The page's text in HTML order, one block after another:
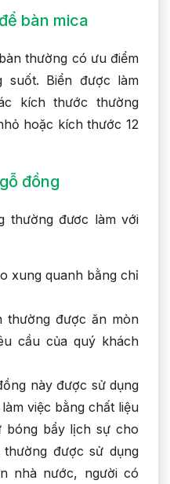
bàn mica
thường có ưu điểm
suốt. Biển được làm
kích thước thường
hoặc kích thước 12
đồng
thường đươc làm với
xung quanh bằng chỉ
thường được ăn mòn
cầu của quý khách
này được sử dụng
việc bằng chất liệu
bóng bẩy lịch sự cho
được sử dụng
nhà nước, người có